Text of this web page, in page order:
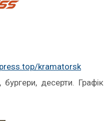
kramatorsk
бургери, десерти. Графік